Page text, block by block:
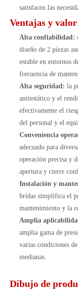
satisfacen las
Ventajas y valor
Alta confiabilidad:
diseño de 2 piezas
estable en entornos
frecuencia de
Alta seguridad: la
antiestático y el
efectivamente el
del personal y el
Conveniencia
adecuado para
operación precisa y
apertura y cierre
Instalación y
bridas simplifica el
mantenimiento y la
Amplia
amplia gama de
varias condiciones
medianas.
Dibujo de